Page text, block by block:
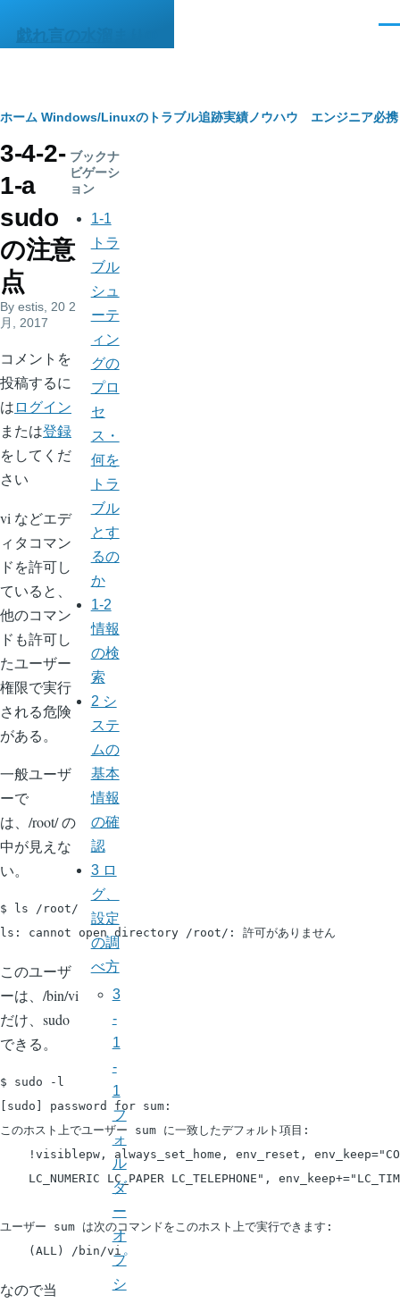
戯れ言の水溜まりΦ
パ
ン
く
ず
ホーム Windows/Linuxのトラブル追跡実績ノウハウ エンジニア必
3-4-2-
1-a
sudo
の注意
点
By estis , 20 2
月, 2017
コメントを
投稿するに
は ログイン
または登録
をしてくだ
さい
vi などエデ
ィタコマン
ドを許可し
ていると、
他のコマン
ドも許可し
たユーザー
権限で実行
される危険
がある。
一般ユーザ
ーで
は、/root/ の
中が見えな
い。
$ ls /root/
このユーザ
ーは、/bin/vi
だけ、sudo
できる。
$ sudo -l
[sudo] password for sum:
このホスト上でユーザー sum に一致したデフォルト項目:
!visiblepw, always_set_home, env_reset,
LC_NUMERIC LC_PAPER LC_TELEPHONE",
ユーザー sum は次のコマンドをこのホスト上で実行できます:
なので当
ブックナ
ビゲーシ
ョン
1-1
トラ
ブル
シュ
ーテ
ィン
グの
プロ
セ
ス・
何を
トラ
ブル
とす
るの
か
1-2
情報
の検
索
2 シ
ステ
ムの
基本
情報
の確
認
3 ロ
グ、
設定
の調
べ方
3
-
1
-
1
フ
ォ
ル
ダ
ー
オ
プ
シ